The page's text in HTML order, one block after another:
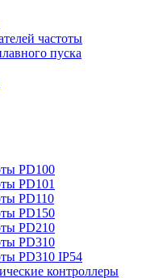
частоты
пуска
PD100
PD101
PD110
PD150
PD210
PD310
PD310 IP54
контроллеры